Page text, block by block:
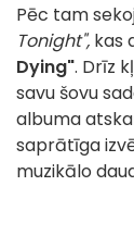
Pēc tam
Tonight", kas
Dying". Drīz
savu šovu
albuma
saprātīga
muzikālo